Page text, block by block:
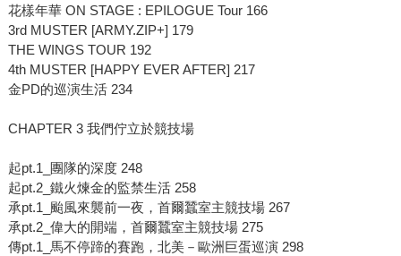
花樣年華 ON STAGE : EPILOGUE Tour 166
3rd MUSTER [ARMY.ZIP+] 179
THE WINGS TOUR 192
4th MUSTER [HAPPY EVER AFTER] 217
金PD的巡演生活 234
CHAPTER 3 我們佇立於競技場
起pt.1_團隊的深度 248
起pt.2_鐵火煉金的監禁生活 258
承pt.1_颱風來襲前一夜，首爾蠶室主競技場 267
承pt.2_偉大的開端，首爾蠶室主競技場 275
傳pt.1_馬不停蹄的賽跑，北美－歐洲巨蛋巡演 298